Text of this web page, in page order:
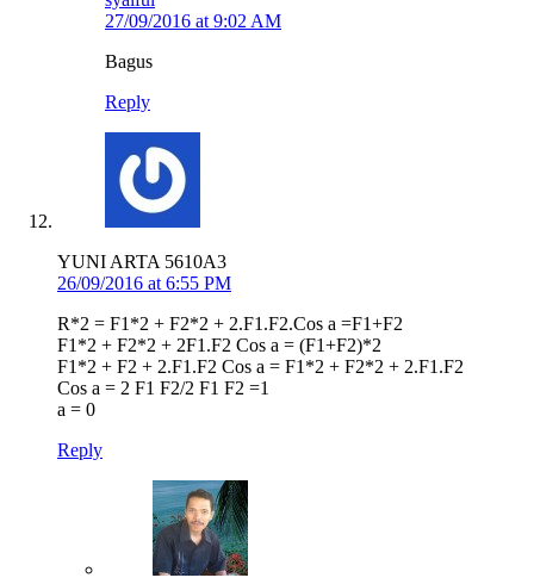
27/09/2016 at 9:02 AM
Bagus
Reply
YUNI ARTA 5610A3
26/09/2016 at 6:55 PM
R*2 = F1*2 + F2*2 + 2.F1.F2.Cos a =F1+F2
F1*2 + F2*2 + 2F1.F2 Cos a = (F1+F2)*2
F1*2 + F2 + 2.F1.F2 Cos a = F1*2 + F2*2 + 2.F1.F2
Cos a = 2 F1 F2/2 F1 F2 =1
a = 0
Reply